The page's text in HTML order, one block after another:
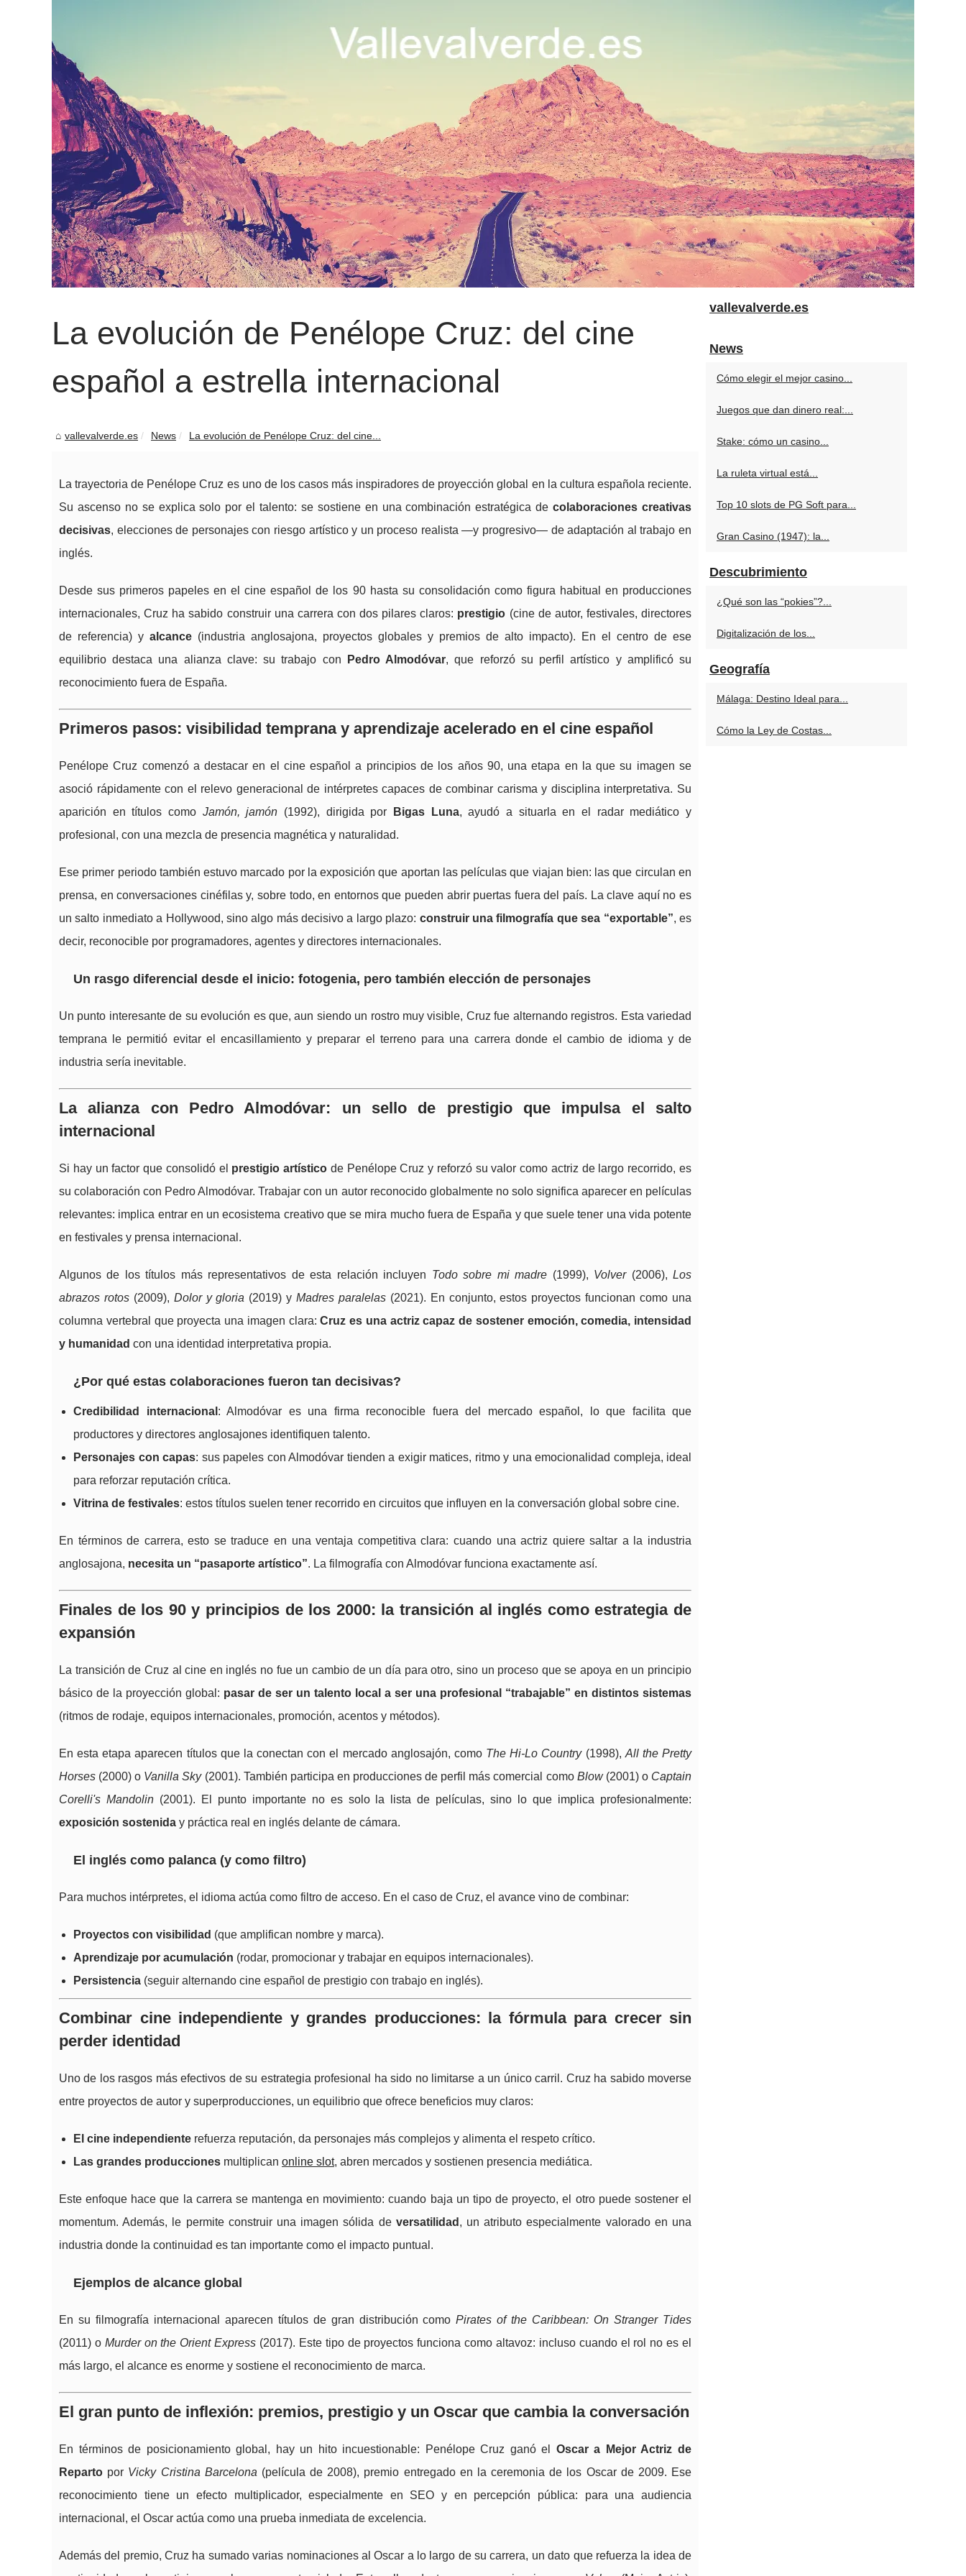
La evolución de Penélope Cruz: del cine
español a estrella internacional
vallevalverde.es News La evolución de Penélope Cruz: del cine...
La trayectoria de Penélope Cruz es uno de los casos más inspiradores de proyección global en la cultura española reciente.
Su ascenso no se explica solo por el talento: se sostiene en una combinación estratégica decolaboraciones creativas
decisivas, elecciones de personajes con riesgo artístico y un proceso realista —y progresivo— de adaptación al trabajo en
inglés.
Desde sus primeros papeles en el cine español de los 90 hasta su consolidación como figura habitual en producciones
internacionales, Cruz ha sabido construir una carrera con dos pilares claros: prestigio (cine de autor, festivales, directores
de referencia) y alcance (industria anglosajona, proyectos globales y premios de alto impacto). En el centro de ese
equilibrio destaca una alianza clave: su trabajo con
Pedro Almodóvar, que reforzó su perfil artístico y amplificó su
reconocimiento fuera de España.
Primeros pasos: visibilidad temprana y aprendizaje acelerado en el cine español
Penélope Cruz comenzó a destacar en el cine español a principios de los años 90, una etapa en la que su imagen se
asoció rápidamente con el relevo generacional de intérpretes capaces de combinar carisma y disciplina interpretativa. Su
aparición en títulos como Jamón, jamón (1992), dirigida por Bigas Luna, ayudó a situarla en el radar mediático y
profesional, con una mezcla de presencia magnética y naturalidad.
Ese primer periodo también estuvo marcado por la exposición que aportan las películas que viajan bien: las que circulan en
prensa, en conversaciones cinéfilas y, sobre todo, en entornos que pueden abrir puertas fuera del país. La clave aquí no es
un salto inmediato a Hollywood, sino algo más decisivo a largo plazo: construir una filmografía que sea “exportable”, es
decir, reconocible por programadores, agentes y directores internacionales.
Un rasgo diferencial desde el inicio: fotogenia, pero también elección de personajes
Un punto interesante de su evolución es que, aun siendo un rostro muy visible, Cruz fue alternando registros. Esta variedad
temprana le permitió evitar el encasillamiento y preparar el terreno para una carrera donde el cambio de idioma y de
industria sería inevitable.
La alianza con Pedro Almodóvar: un sello de prestigio que impulsa el salto
internacional
Si hay un factor que consolidó el prestigio artístico de Penélope Cruz y reforzó su valor como actriz de largo recorrido, es
su colaboración con Pedro Almodóvar. Trabajar con un autor reconocido globalmente no solo significa aparecer en películas
relevantes: implica entrar en un ecosistema creativo que se mira mucho fuera de España y que suele tener una vida potente
en festivales y prensa internacional.
Algunos de los títulos más representativos de esta relación incluyen Todo sobre mi madre (1999), Volver(2006),Los
abrazos rotos(2009), Dolor y gloria (2019) yMadres paralelas(2021). En conjunto, estos proyectos funcionan como una
columna vertebral que proyecta una imagen clara:Cruz es una actriz capaz de sostener emoción, comedia, intensidad
y humanidad con una identidad interpretativa propia.
¿Por qué estas colaboraciones fueron tan decisivas?
Credibilidad internacional : Almodóvar es una firma reconocible fuera del mercado español, lo que facilita que
productores y directores anglosajones identifiquen talento.
Personajes con capas: sus papeles con Almodóvar tienden a exigir matices, ritmo y una emocionalidad compleja, ideal
para reforzar reputación crítica.
Vitrina de festivales: estos títulos suelen tener recorrido en circuitos que influyen en la conversación global sobre cine.
En términos de carrera, esto se traduce en una ventaja competitiva clara: cuando una actriz quiere saltar a la industria
anglosajona, necesita un “pasaporte artístico”. La filmografía con Almodóvar funciona exactamente así.
Finales de los 90 y principios de los 2000: la transición al inglés como estrategia de
expansión
La transición de Cruz al cine en inglés no fue un cambio de un día para otro, sino un proceso que se apoya en un principio
básico de la proyección global: pasar de ser un talento local a ser una profesional “trabajable” en distintos sistemas
(ritmos de rodaje, equipos internacionales, promoción, acentos y métodos).
En esta etapa aparecen títulos que la conectan con el mercado anglosajón, como The Hi-Lo Country(1998), All the Pretty
Horses (2000) o Vanilla Sky(2001). También participa en producciones de perfil más comercial como Blow(2001) o Captain
Corelli's Mandolin(2001). El punto importante no es solo la lista de películas, sino lo que implica profesionalmente:
exposición sostenida y práctica real en inglés delante de cámara.
El inglés como palanca (y como filtro)
Para muchos intérpretes, el idioma actúa como filtro de acceso. En el caso de Cruz, el avance vino de combinar:
Proyectos con visibilidad (que amplifican nombre y marca).
Aprendizaje por acumulación (rodar, promocionar y trabajar en equipos internacionales).
Persistencia (seguir alternando cine español de prestigio con trabajo en inglés).
Combinar cine independiente y grandes producciones: la fórmula para crecer sin
perder identidad
Uno de los rasgos más efectivos de su estrategia profesional ha sido no limitarse a un único carril. Cruz ha sabido moverse
entre proyectos de autor y superproducciones, un equilibrio que ofrece beneficios muy claros:
El cine independiente refuerza reputación, da personajes más complejos y alimenta el respeto crítico.
Las grandes producciones multiplican online slot, abren mercados y sostienen presencia mediática.
Este enfoque hace que la carrera se mantenga en movimiento: cuando baja un tipo de proyecto, el otro puede sostener el
momentum. Además, le permite construir una imagen sólida de versatilidad , un atributo especialmente valorado en una
industria donde la continuidad es tan importante como el impacto puntual.
Ejemplos de alcance global
En su filmografía internacional aparecen títulos de gran distribución comoPirates of the Caribbean: On Stranger Tides
(2011) o Murder on the Orient Express (2017). Este tipo de proyectos funciona como altavoz: incluso cuando el rol no es el
más largo, el alcance es enorme y sostiene el reconocimiento de marca.
El gran punto de inflexión: premios, prestigio y un Oscar que cambia la conversación
En términos de posicionamiento global, hay un hito incuestionable: Penélope Cruz ganó el Oscar a Mejor Actriz de
Reparto por Vicky Cristina Barcelona (película de 2008), premio entregado en la ceremonia de los Oscar de 2009. Ese
reconocimiento tiene un efecto multiplicador, especialmente en SEO y en percepción pública: para una audiencia
internacional, el Oscar actúa como una prueba inmediata de excelencia.
Además del premio, Cruz ha sumado varias nominaciones al Oscar a lo largo de su carrera, un dato que refuerza la idea de
vallevalverde.es
News
Cómo elegir el mejor casino...
Juegos que dan dinero real:...
Stake: cómo un casino...
La ruleta virtual está...
Top 10 slots de PG Soft para...
Gran Casino (1947): la...
Descubrimiento
¿Qué son las “pokies”?...
Digitalización de los...
Geografía
Málaga: Destino Ideal para...
Cómo la Ley de Costas...